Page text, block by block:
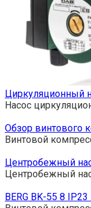
Циркуляционный
Насос
Обзор винтового
Винтовой
Центробежный
Центробежный
BERG BK-55 8